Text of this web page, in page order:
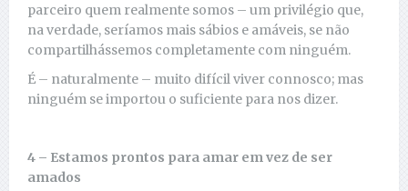
parceiro quem realmente somos – um privilégio que,
na verdade, seríamos mais sábios e amáveis, se não
compartilhássemos completamente com ninguém.
É – naturalmente – muito difícil viver connosco; mas
ninguém se importou o suficiente para nos dizer.
4 – Estamos prontos para amar em vez de ser
amados